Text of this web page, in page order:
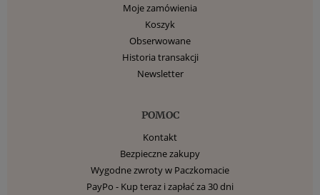
Moje zamówienia
Koszyk
Obserwowane
Historia transakcji
Newsletter
POMOC
Kontakt
Bezpieczne zakupy
Wygodne zwroty w Paczkomacie
PayPo - Kup teraz i zapłać za 30 dni